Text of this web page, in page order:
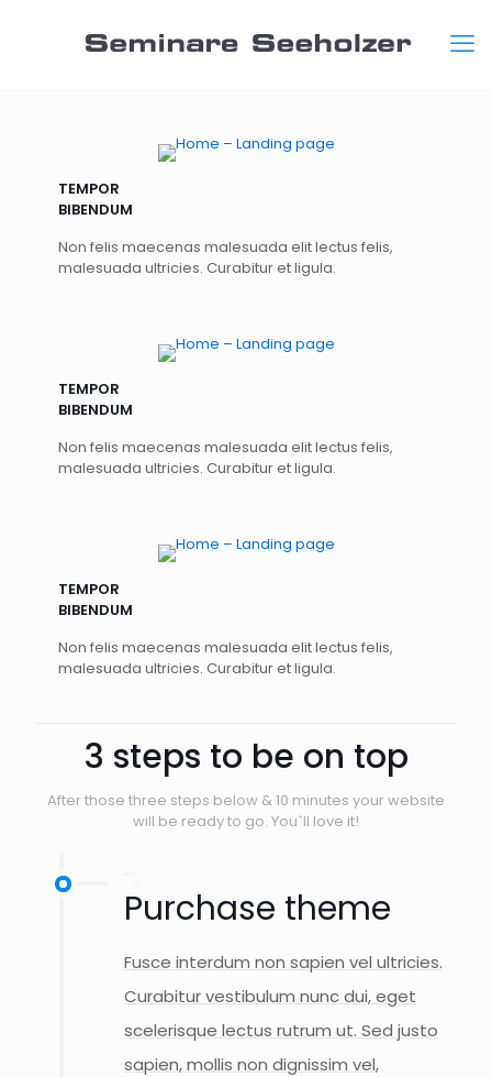
TEMPOR
BIBENDUM
Non felis maecenas malesuada elit lectus felis,
malesuada ultricies. Curabitur et ligula.
TEMPOR
BIBENDUM
Non felis maecenas malesuada elit lectus felis,
malesuada ultricies. Curabitur et ligula.
TEMPOR
BIBENDUM
Non felis maecenas malesuada elit lectus felis,
malesuada ultricies. Curabitur et ligula.
3 steps to be on top
After those three steps below & 10 minutes your website
will be ready to go. You`ll love it!
Purchase theme
Fusce interdum non sapien vel ultricies.
Curabitur vestibulum nunc dui, eget
scelerisque lectus rutrum ut. Sed justo
sapien, mollis non dignissim vel,